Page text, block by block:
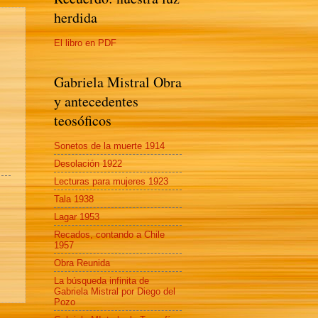
herdida
El libro en PDF
Gabriela Mistral Obra
y antecedentes
teosóficos
Sonetos de la muerte 1914
Desolación 1922
Lecturas para mujeres 1923
Tala 1938
Lagar 1953
Recados, contando a Chile
1957
Obra Reunida
La búsqueda infinita de
Gabriela Mistral por Diego del
Pozo